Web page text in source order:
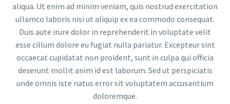
aliqua. Ut enim ad minim veniam, quis nostrud exercitation
ullamco laboris nisi ut aliquip ex ea commodo consequat.
Duis aute irure dolor in reprehenderit in voluptate velit
esse cillum dolore eu fugiat nulla pariatur. Excepteur sint
occaecat cupidatat non proident, sunt in culpa qui officia
deserunt mollit anim id est laborum. Sed ut perspiciatis
unde omnis iste natus error sit voluptatem accusantium
doloremque.